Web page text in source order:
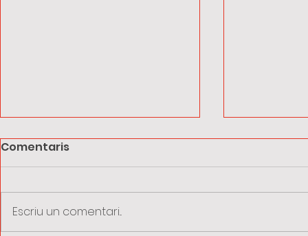
Comentaris
Escriu un comentari...